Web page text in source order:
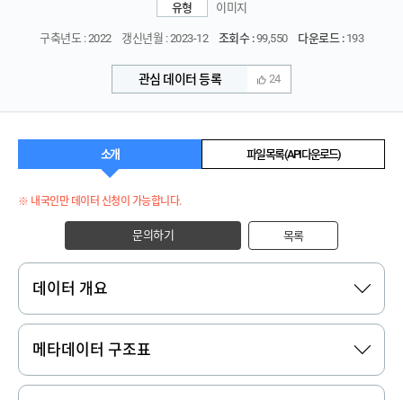
AI 개발지원
유형
이미지
구축년도 : 2022 갱신년월 : 2023-12 조회수 :99,550 다운로드 :193
관심 데이터 등록 24
소개 파일 목록 (API 다운로드)
※ 내국인만 데이터 신청이 가능합니다.
문의하기 목록
데이터 개요
메타데이터 구조표